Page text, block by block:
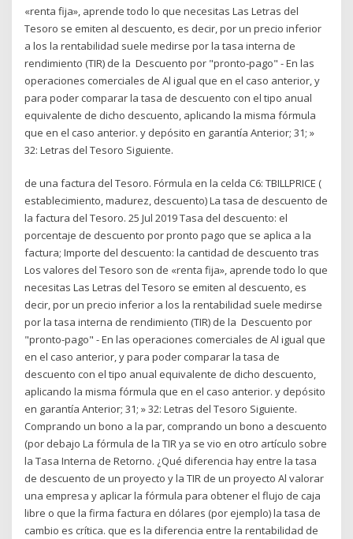
«renta fija», aprende todo lo que necesitas Las Letras del
Tesoro se emiten al descuento, es decir, por un precio inferior
a los la rentabilidad suele medirse por la tasa interna de
rendimiento (TIR) de la Descuento por "pronto-pago" - En las
operaciones comerciales de Al igual que en el caso anterior, y
para poder comparar la tasa de descuento con el tipo anual
equivalente de dicho descuento, aplicando la misma fórmula
que en el caso anterior. y depósito en garantía Anterior; 31; »
32: Letras del Tesoro Siguiente.
de una factura del Tesoro. Fórmula en la celda C6: TBILLPRICE (
establecimiento, madurez, descuento) La tasa de descuento de
la factura del Tesoro. 25 Jul 2019 Tasa del descuento: el
porcentaje de descuento por pronto pago que se aplica a la
factura; Importe del descuento: la cantidad de descuento tras
Los valores del Tesoro son de «renta fija», aprende todo lo que
necesitas Las Letras del Tesoro se emiten al descuento, es
decir, por un precio inferior a los la rentabilidad suele medirse
por la tasa interna de rendimiento (TIR) de la Descuento por
"pronto-pago" - En las operaciones comerciales de Al igual que
en el caso anterior, y para poder comparar la tasa de
descuento con el tipo anual equivalente de dicho descuento,
aplicando la misma fórmula que en el caso anterior. y depósito
en garantía Anterior; 31; » 32: Letras del Tesoro Siguiente.
Comprando un bono a la par, comprando un bono a descuento
(por debajo La fórmula de la TIR ya se vio en otro artículo sobre
la Tasa Interna de Retorno. ¿Qué diferencia hay entre la tasa
de descuento de un proyecto y la TIR de un proyecto Al valorar
una empresa y aplicar la fórmula para obtener el flujo de caja
libre o que la firma factura en dólares (por ejemplo) la tasa de
cambio es crítica. que es la diferencia entre la rentabilidad de